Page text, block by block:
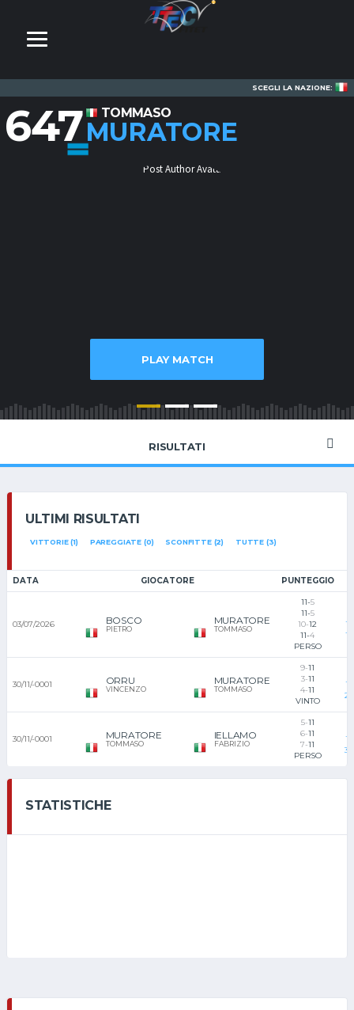
SCEGLI LA NAZIONE:
647 TOMMASO
MURATORE
PLAY MATCH
RISULTATI
ULTIMI RISULTATI
VITTORIE (1) PAREGGIATE (0) SCONFITTE (2) TUTTE (3)
DATA GIOCATORE PUNTEGGIO
03/07/2026 BOSCO
PIETRO
MURATORE
TOMMASO
11-5
11-5
10-12
11-4
PERSO
30/11/-0001 ORRU
VINCENZO
MURATORE
TOMMASO
9-11
3-11
4-11
VINTO
30/11/-0001 MURATORE
TOMMASO
IELLAMO
FABRIZIO
5-11
6-11
7-11
PERSO
STATISTICHE